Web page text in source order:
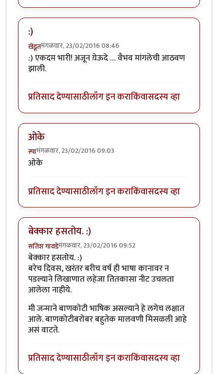
:)
खेडूतमंगळवार, 23/02/2016 08:46
:) एकदम भारी! अजून य़ेऊदे … वैभव मांगलेची आठवण
झाली.
प्रतिसाद देण्यासाठीलॉग इन कराकिंवासदस्य व्हा
ओके
स्पामंगळवार, 23/02/2016 09:03
ओके
प्रतिसाद देण्यासाठीलॉग इन कराकिंवासदस्य व्हा
बेक्कार हसतोय. :)
सतिश गावडेमंगळवार, 23/02/2016 09:52
बेक्कार हसतोय. :)
बरेच दिवस, खरंतर बरीच वर्ष ही भाषा कानावर न
पडल्याने लिखाणात लहेजा तितकासा नीट उचलता
आलेला नाहीये.
मी जन्माने बाणकोटी भाषिक असल्याने हे लगेच लक्षात
आले. बाणकोटीबरोबर बहुतेक मालवणी मिसळली आहे
असं वाटते.
प्रतिसाद देण्यासाठीलॉग इन कराकिंवासदस्य व्हा